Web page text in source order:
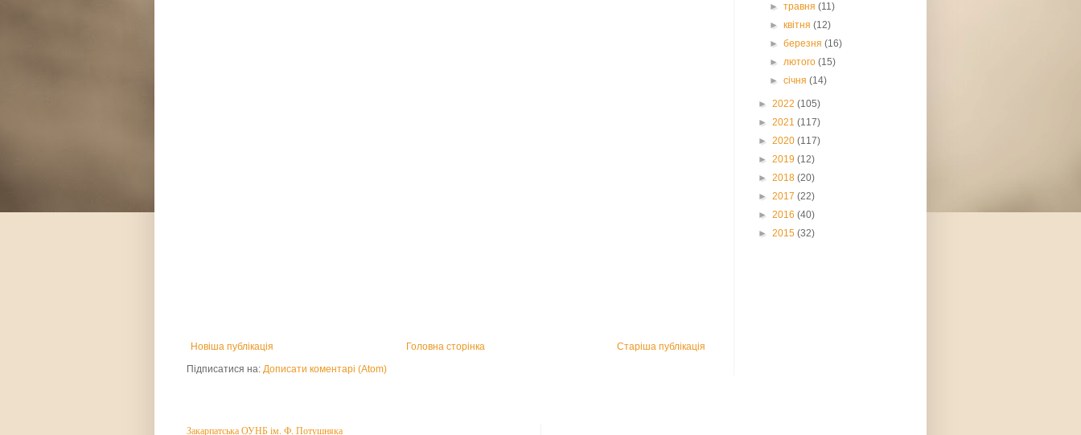
Новіша публікація Старіша публікація
Головна сторінка
Підписатися на: Дописати коментарі (Atom)
►травня(11)
►квітня(12)
►березня(16)
►лютого(15)
►січня(14)
► 2022 (105)
► 2021 (117)
► 2020 (117)
► 2019 (12)
► 2018 (20)
► 2017 (22)
► 2016 (40)
► 2015 (32)
Закарпатська ОУНБ ім. Ф. Потушняка